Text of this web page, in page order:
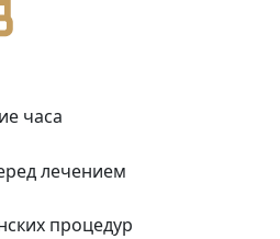
часа
лечением
процедур